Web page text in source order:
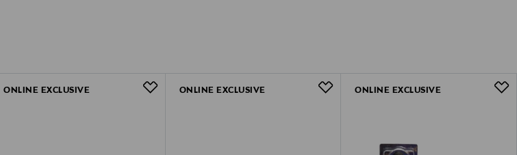
ONLINE EXCLUSIVE ONLINE EXCLUSIVE ONLINE EXCLUSIVE